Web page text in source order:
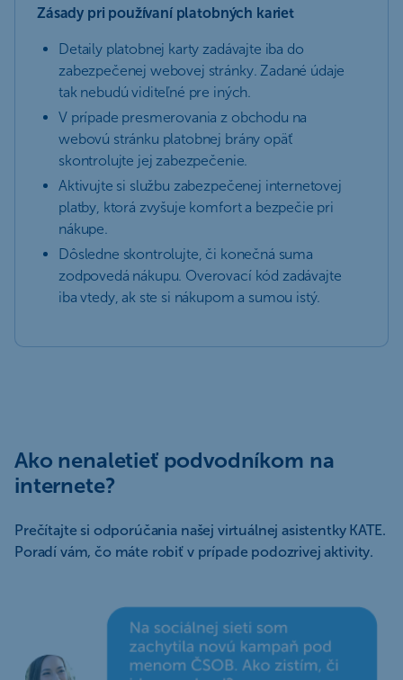
Zásady pri používaní platobných kariet
Detaily platobnej karty zadávajte iba do
zabezpečenej webovej stránky. Zadané údaje
tak nebudú viditeľné pre iných.
V prípade presmerovania z obchodu na
webovú stránku platobnej brány opäť
skontrolujte jej zabezpečenie.
Aktivujte si službu zabezpečenej internetovej
platby, ktorá zvyšuje komfort a bezpečie pri
nákupe.
Dôsledne skontrolujte, či konečná suma
zodpovedá nákupu. Overovací kód zadávajte
iba vtedy, ak ste si nákupom a sumou istý.
Ako nenaletieť podvodníkom na
internete?
Prečítajte si odporúčania našej virtuálnej asistentky KATE.
Poradí vám, čo máte robiť v prípade podozrivej aktivity.